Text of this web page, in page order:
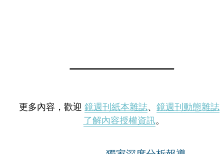
更多內容，歡迎 鏡週刊紙本雜誌、 鏡週刊動態雜誌
了解內容授權資訊。